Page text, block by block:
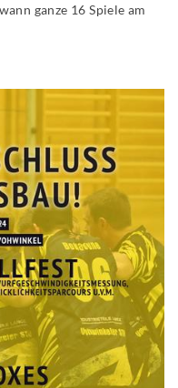
ganze 16 Spiele am